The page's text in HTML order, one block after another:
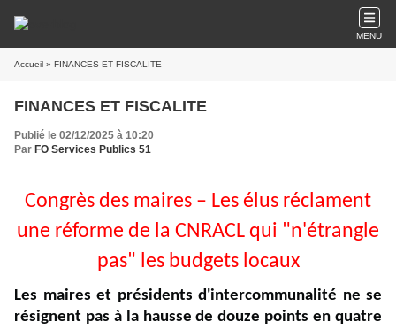
MENU
Accueil » FINANCES ET FISCALITE
FINANCES ET FISCALITE
Publié le 02/12/2025 à 10:20
Par FO Services Publics 51
Congrès des maires – Les élus réclament
une réforme de la CNRACL qui "n'étrangle
pas" les budgets locaux
Les maires et présidents d'intercommunalité ne se
résignent pas à la hausse de douze points en quatre